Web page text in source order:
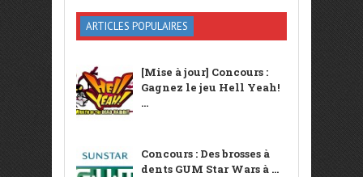
ARTICLES POPULAIRES
[Mise à jour] Concours :
Gagnez le jeu Hell Yeah!
...
Concours : Des brosses à
dents GUM Star Wars à ...